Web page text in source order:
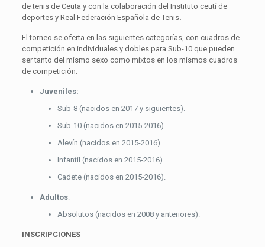
de tenis de Ceuta y con la colaboración del Instituto ceutí de
deportes y Real Federación Española de Tenis.
El torneo se oferta en las siguientes categorías, con cuadros de
competición en individuales y dobles para Sub-10 que pueden
ser tanto del mismo sexo como mixtos en los mismos cuadros
de competición:
Juveniles:
Sub-8 (nacidos en 2017 y siguientes).
Sub-10 (nacidos en 2015-2016).
Alevín (nacidos en 2015-2016).
Infantil (nacidos en 2015-2016)
Cadete (nacidos en 2015-2016).
Adultos:
Absolutos (nacidos en 2008 y anteriores).
INSCRIPCIONES